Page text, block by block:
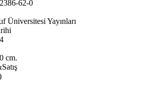
62-0
Üniversitesi Yayınları
cm.